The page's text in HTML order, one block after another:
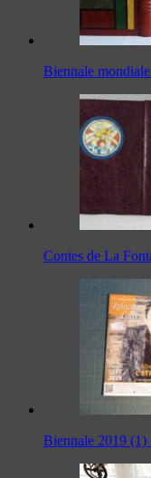
Biennale
Contes de La
Biennale 2019 (1)